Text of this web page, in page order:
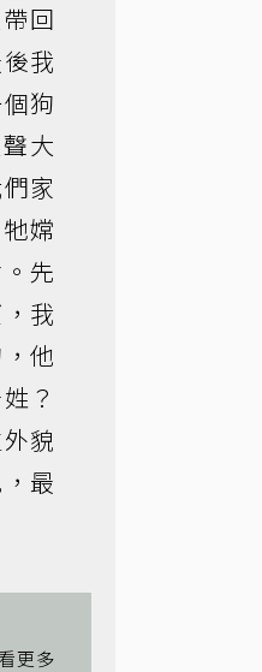
回
我
狗
大
家
嫦
先
我
他
？
貌
最